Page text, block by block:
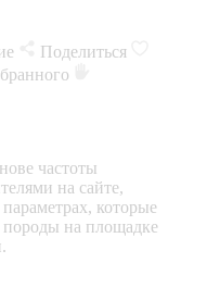
Поделиться
частоты
на сайте,
которые
породы на площадке